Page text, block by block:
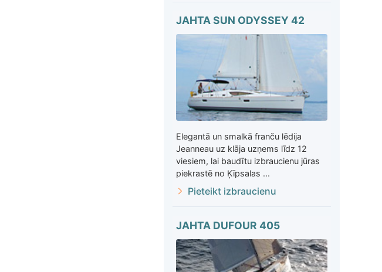
JAHTA SUN ODYSSEY 42
Elegantā un smalkā franču lēdija
Jeanneau uz klāja uzņems līdz 12
viesiem, lai baudītu izbraucienu jūras
piekrastē no Ķīpsalas ...
Pieteikt izbraucienu
JAHTA DUFOUR 405